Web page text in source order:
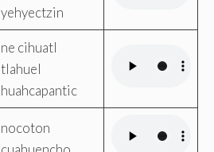
yehyectzin
ne cihuatl
tlahuel
huahcapantic
nocoton